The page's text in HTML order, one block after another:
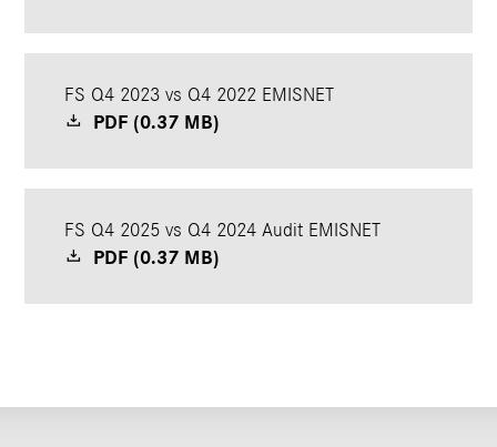
FS Q4 2023 vs Q4 2022 EMISNET
PDF (0.37 MB)
FS Q4 2025 vs Q4 2024 Audit EMISNET
PDF (0.37 MB)